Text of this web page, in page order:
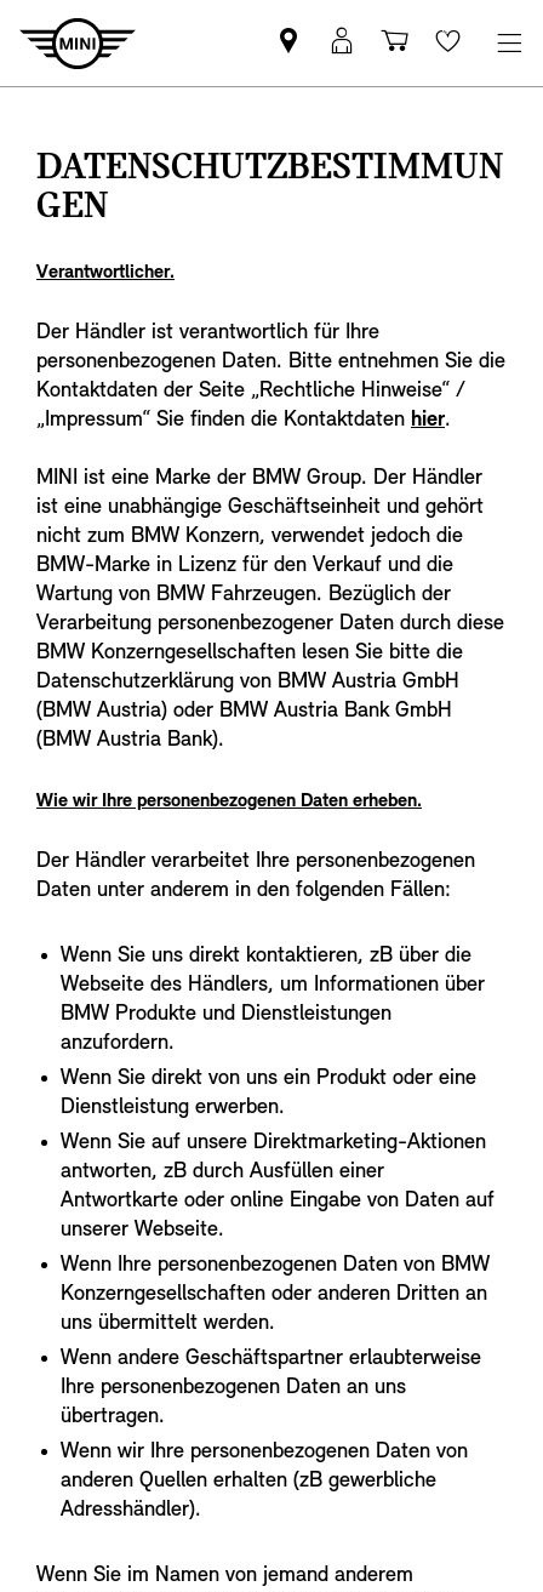
MINI
Partner
Mein
MINI
Shopping
cart
Wishlist
DATENSCHUTZBESTIMMUN
GEN
Verantwortlicher.
Der Händler ist verantwortlich für Ihre
personenbezogenen Daten. Bitte entnehmen Sie die
Kontaktdaten der Seite „Rechtliche Hinweise“ /
„Impressum“ Sie finden die Kontaktdaten hier.
MINI ist eine Marke der BMW Group. Der Händler
ist eine unabhängige Geschäftseinheit und gehört
nicht zum BMW Konzern, verwendet jedoch die
BMW-Marke in Lizenz für den Verkauf und die
Wartung von BMW Fahrzeugen. Bezüglich der
Verarbeitung personenbezogener Daten durch diese
BMW Konzerngesellschaften lesen Sie bitte die
Datenschutzerklärung von BMW Austria GmbH
(BMW Austria) oder BMW Austria Bank GmbH
(BMW Austria Bank).
Wie wir Ihre personenbezogenen Daten erheben.
Der Händler verarbeitet Ihre personenbezogenen
Daten unter anderem in den folgenden Fällen:
Wenn Sie uns direkt kontaktieren, zB über die
Webseite des Händlers, um Informationen über
BMW Produkte und Dienstleistungen
anzufordern.
Wenn Sie direkt von uns ein Produkt oder eine
Dienstleistung erwerben.
Wenn Sie auf unsere Direktmarketing-Aktionen
antworten, zB durch Ausfüllen einer
Antwortkarte oder online Eingabe von Daten auf
unserer Webseite.
Wenn Ihre personenbezogenen Daten von BMW
Konzerngesellschaften oder anderen Dritten an
uns übermittelt werden.
Wenn andere Geschäftspartner erlaubterweise
Ihre personenbezogenen Daten an uns
übertragen.
Wenn wir Ihre personenbezogenen Daten von
anderen Quellen erhalten (zB gewerbliche
Adresshändler).
Wenn Sie im Namen von jemand anderem